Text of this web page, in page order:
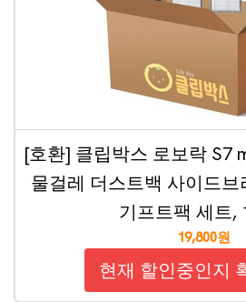
[호환] 클립박스 로보락 S7
물걸레 더스트백 사이드브
기프트팩 세트,
19,800원
현재 할인중인지